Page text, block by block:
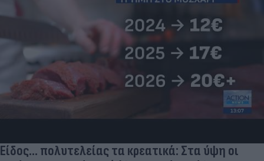
Νέο κύμα καύσωνα σαρώνει την Ευρώπη:
Θερμοκρασίες - ρεκόρ & έκτακτα μέτρα σε πολλές